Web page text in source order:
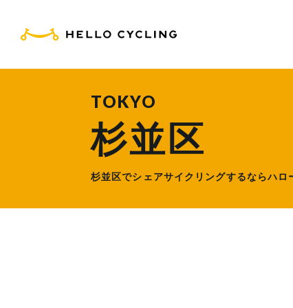
TOKYO
杉並区
杉並区でシェアサイクリングするならハロ